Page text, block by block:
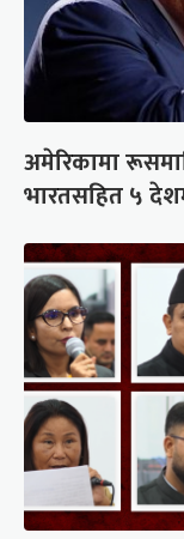
अमेरिकामा
भारतसहित ५